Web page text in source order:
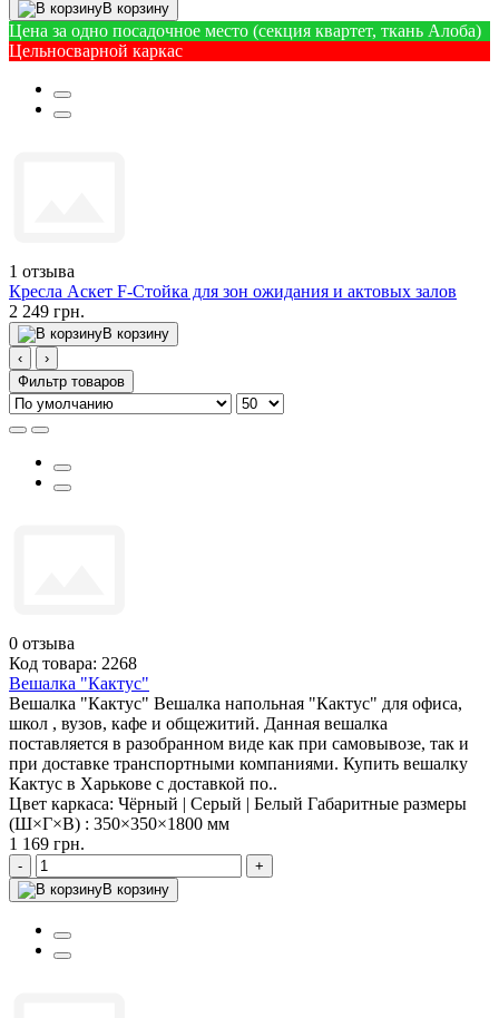
В корзину
Цена за одно посадочное место (секция квартет, ткань Алоба)
Цельносварной каркас
1 отзыва
Кресла Аскет F-Стойка для зон ожидания и актовых залов
2 249 грн.
В корзину
‹
›
Фильтр товаров
0 отзыва
Код товара: 2268
Вешалка "Кактус"
Вешалка "Кактус" Вешалка напольная "Кактус" для офиса,
школ , вузов, кафе и общежитий. Данная вешалка
поставляется в разобранном виде как при самовывозе, так и
при доставке транспортными компаниями. Купить вешалку
Кактус в Харькове с доставкой по..
Цвет каркаса: Чёрный | Серый | Белый Габаритные размеры
(Ш×Г×В) : 350×350×1800 мм
1 169 грн.
-
+
В корзину